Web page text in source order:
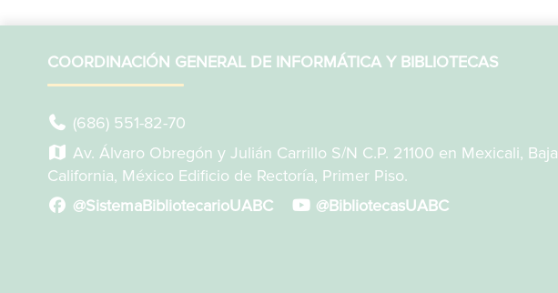
COORDINACIÓN GENERAL DE INFORMÁTICA Y BIBLIOTECAS
(686) 551-82-70
Av. Álvaro Obregón y Julián Carrillo S/N C.P. 21100 en Mexicali, Baja
California, México Edificio de Rectoría, Primer Piso.
@SistemaBibliotecarioUABC
@BibliotecasUABC